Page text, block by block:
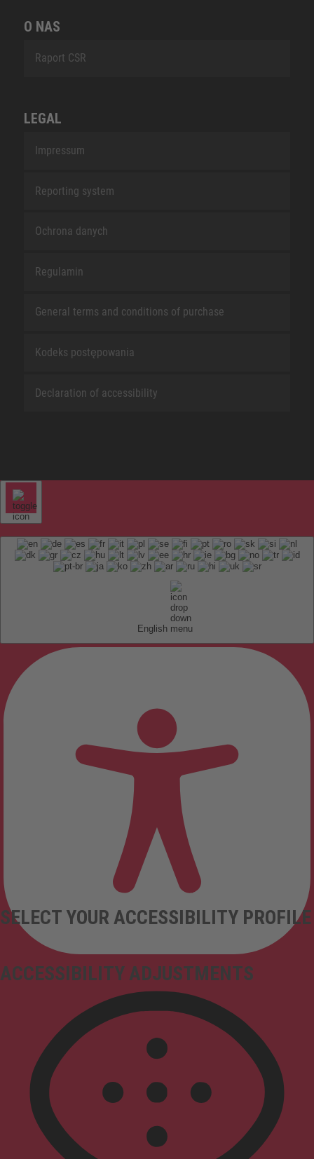
O NAS
Raport CSR
LEGAL
Impressum
Reporting system
Ochrona danych
Regulamin
General terms and conditions of purchase
Kodeks postępowania
Declaration of accessibility
English
ACCESSIBILITY ADJUSTMENTS
SELECT YOUR ACCESSIBILITY PROFILE